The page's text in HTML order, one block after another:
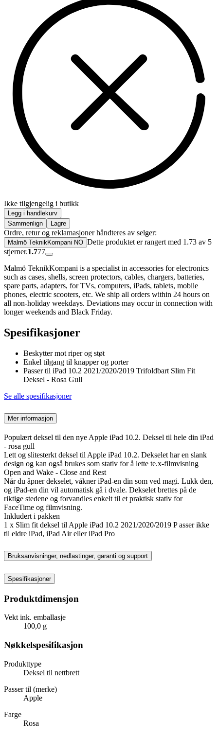
Ikke tilgjengelig i butikk
Legg i handlekurv
Sammenlign
Lagre
Ordre, retur og reklamasjoner håndteres av selger:
Malmö TeknikKompani NO Dette produktet er rangert med 1.73 av 5
stjerner.1.777
Malmö TeknikKompani is a specialist in accessories for electronics
such as cases, shells, screen protectors, cables, chargers, batteries,
spare parts, adapters, for TVs, computers, iPads, tablets, mobile
phones, electric scooters, etc. We ship all orders within 24 hours on
all non-holiday weekdays. Deviations may occur in connection with
longer weekends and Black Friday.
Spesifikasjoner
Beskytter mot riper og støt
Enkel tilgang til knapper og porter
Passer til iPad 10.2 2021/2020/2019 Trifoldbart Slim Fit
Deksel - Rosa Gull
Se alle spesifikasjoner
Mer informasjon
Populært deksel til den nye Apple iPad 10.2. Deksel til hele din iPad
- rosa gull
Lett og slitesterkt deksel til Apple iPad 10.2. Dekselet har en slank
design og kan også brukes som stativ for å lette te.x-filmvisning
Open and Wake - Close and Rest
Når du åpner dekselet, våkner iPad-en din som ved magi. Lukk den,
og iPad-en din vil automatisk gå i dvale. Dekselet brettes på de
riktige stedene og forvandles enkelt til et praktisk stativ for
FaceTime og filmvisning.
Inkludert i pakken
1 x Slim fit deksel til Apple iPad 10.2 2021/2020/2019 P asser ikke
til eldre iPad, iPad Air eller iPad Pro
Bruksanvisninger, nedlastinger, garanti og support
Spesifikasjoner
Produktdimensjon
Vekt ink. emballasje
100,0 g
Nøkkelspesifikasjon
Produkttype
Deksel til nettbrett
Passer til (merke)
Apple
Farge
Rosa